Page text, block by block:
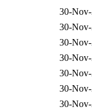
30-
30-
30-
30-
30-
30-
30-